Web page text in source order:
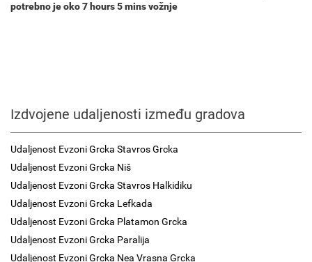
potrebno je oko7 hours 5 minsvožnje
Izdvojene udaljenosti između gradova
Udaljenost Evzoni Grcka Stavros Grcka
Udaljenost Evzoni Grcka Niš
Udaljenost Evzoni Grcka Stavros Halkidiku
Udaljenost Evzoni Grcka Lefkada
Udaljenost Evzoni Grcka Platamon Grcka
Udaljenost Evzoni Grcka Paralija
Udaljenost Evzoni Grcka Nea Vrasna Grcka